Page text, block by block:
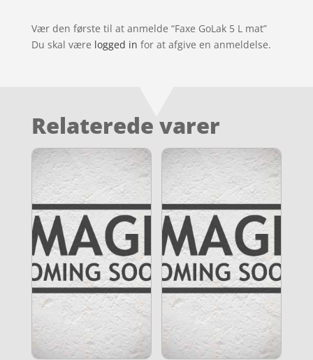
Vær den første til at anmelde “Faxe GoLak 5 L mat”
Du skal være logged in for at afgive en anmeldelse.
Relaterede varer